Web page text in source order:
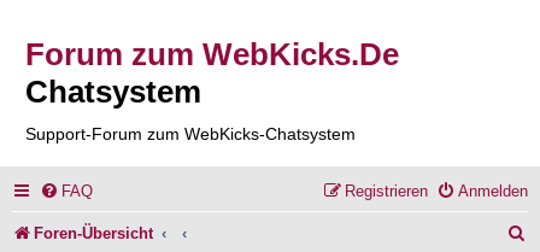
Forum zum WebKicks.De
Chatsystem
Support-Forum zum WebKicks-Chatsystem
FAQ Anmelden
Registrieren
Foren-Übersicht